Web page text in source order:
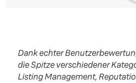
Dank echter
die Spitze verschiedener
Listing Management,